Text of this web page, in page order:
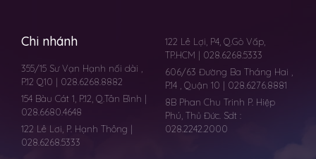
Chi nhánh
355/15 Sư Vạn Hạnh nối dài ,
P.12 Q10 | 028.6268.8882
154 Bàu Cát 1, P.12, Q.Tân Bình |
028.6680.4648
122 Lê Lơi, P. Hạnh Thông |
028.6268.5333
122 Lê Lợi, P4, Q.Gò Vấp,
TP.HCM | 028.6268.5333
606/63 Đường Ba Tháng Hai ,
P.14 , Quận 10 | 028.6276.8881
8B Phan Chu Trinh P. Hiệp
Phú, Thủ Đức. Sdt :
028.2242.2000